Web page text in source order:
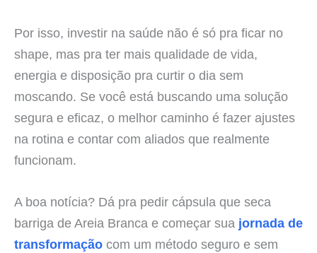
Por isso, investir na saúde não é só pra ficar no
shape, mas pra ter mais qualidade de vida,
energia e disposição pra curtir o dia sem
moscando. Se você está buscando uma solução
segura e eficaz, o melhor caminho é fazer ajustes
na rotina e contar com aliados que realmente
funcionam.
A boa notícia? Dá pra pedir cápsula que seca
barriga de Areia Branca e começar sua jornada de
transformação com um método seguro e sem